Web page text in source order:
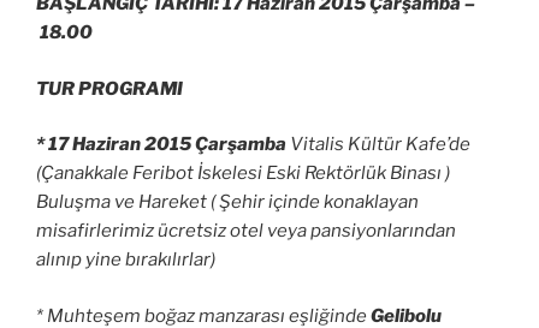
18.00
TUR PROGRAMI
* 17 Haziran 2015 Çarşamba Vitalis Kültür Kafe’de
(Çanakkale Feribot İskelesi Eski Rektörlük Binası )
Buluşma ve Hareket ( Şehir içinde konaklayan
misafirlerimiz ücretsiz otel veya pansiyonlarından
alınıp yine bırakılırlar)
* Muhteşem boğaz manzarası eşliğindeGelibolu